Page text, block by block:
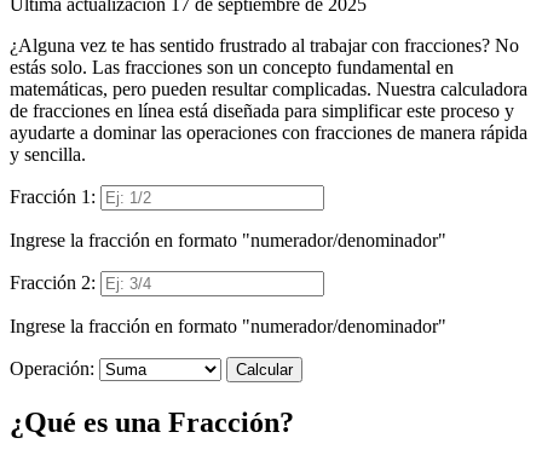
¿Alguna vez te has sentido frustrado al trabajar con fracciones? No
estás solo. Las fracciones son un concepto fundamental en
matemáticas, pero pueden resultar complicadas. Nuestra calculadora
de fracciones en línea está diseñada para simplificar este proceso y
ayudarte a dominar las operaciones con fracciones de manera rápida
y sencilla.
Fracción 1:
Ingrese la fracción en formato "numerador/denominador"
Fracción 2:
Ingrese la fracción en formato "numerador/denominador"
Operación: Calcular
¿Qué es una Fracción?